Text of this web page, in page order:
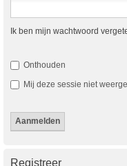
Ik ben mijn wachtwoord
Onthouden
Mij deze sessie niet
Registreer